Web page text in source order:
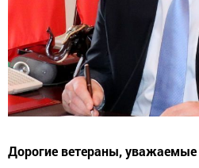
Дорогие ветераны,